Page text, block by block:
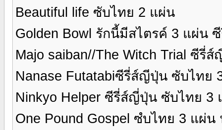
Beautiful life ซับไทย 2 แผ่น
Golden Bowl รักนี้มีสไตรค์ 3 แผ่น
Majo saiban//The Witch Trial ซีรี่
Nanase Futatabiซีรี่ส์ญีปุ่น ซับไทย
Ninkyo Helper ซีรี่ส์ญี่ปุ่น ซับไทย 3
One Pound Gospel ซํบไทย 3 แผ่น